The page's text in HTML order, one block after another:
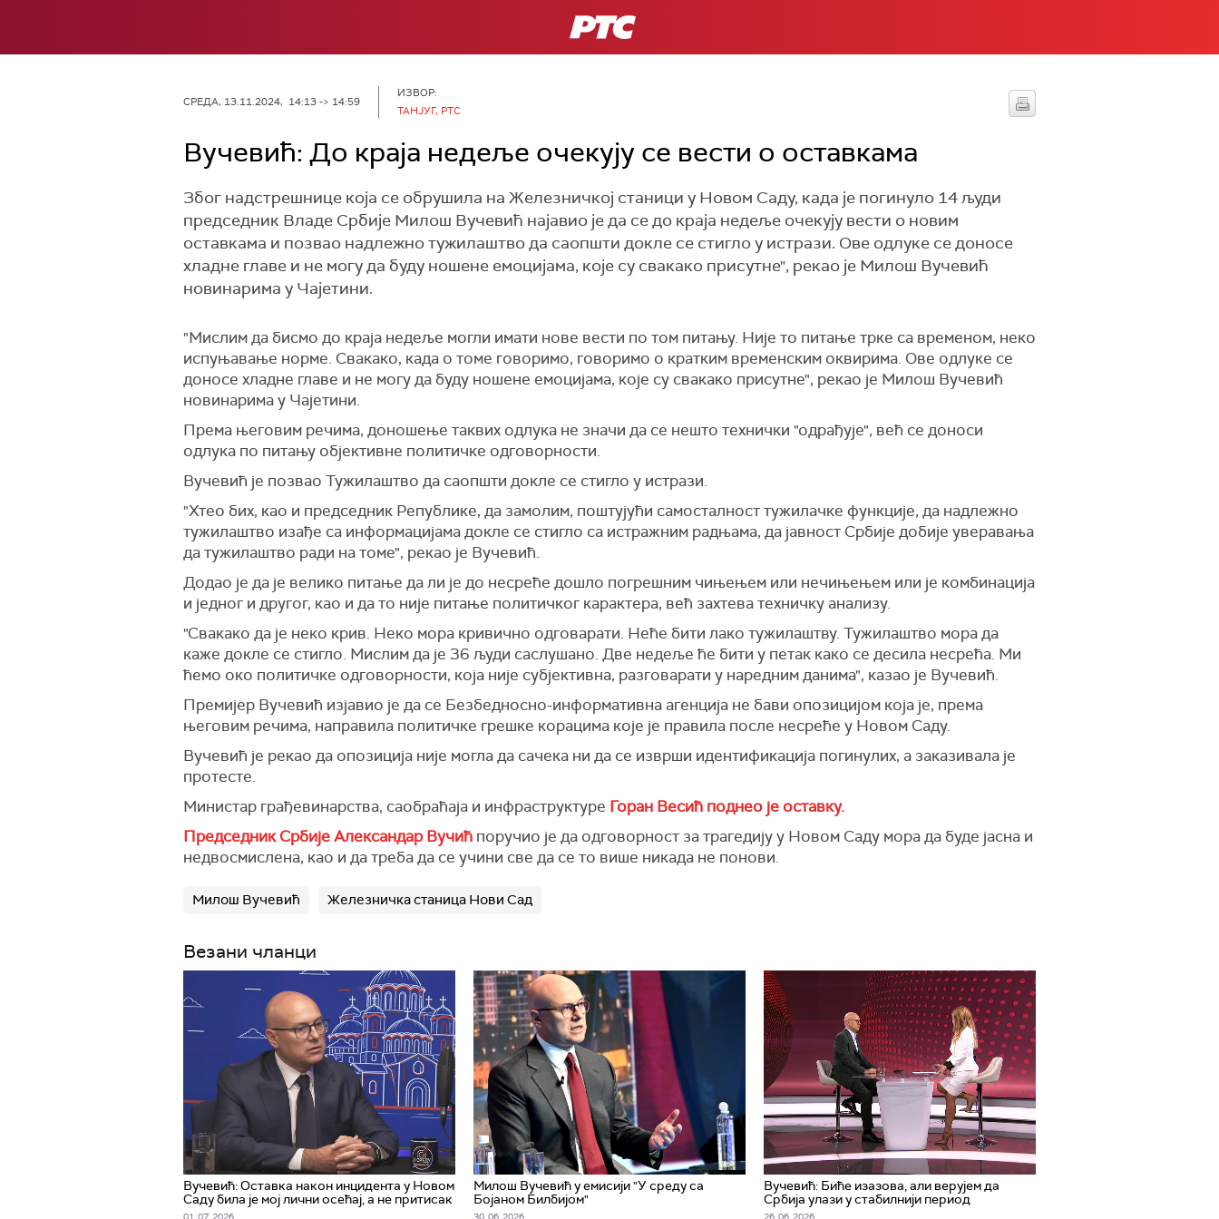
РТС
СРЕДА, 13.11.2024, 14:13 -> 14:59
ИЗВОР:
ТАНЈУГ, РТС
Вучевић: До краја недеље очекују се вести о оставкама
Због надстрешнице која се обрушила на Железничкој станици у Новом Саду, када је погинуло 14 људи
председник Владе Србије Милош Вучевић најавио је да се до краја недеље очекују вести о новим
оставкама и позвао надлежно тужилаштво да саопшти докле се стигло у истрази. Ове одлуке се доносе
хладне главе и не могу да буду ношене емоцијама, које су свакако присутне", рекао је Милош Вучевић
новинарима у Чајетини.
"Мислим да бисмо до краја недеље могли имати нове вести по том питању. Није то питање трке са временом, неко
испуњавање норме. Свакако, када о томе говоримо, говоримо о кратким временским оквирима. Ове одлуке се
доносе хладне главе и не могу да буду ношене емоцијама, које су свакако присутне", рекао је Милош Вучевић
новинарима у Чајетини.
Према његовим речима, доношење таквих одлука не значи да се нешто технички "одрађује", већ се доноси
одлука по питању објективне политичке одговорности.
Вучевић је позвао Тужилаштво да саопшти докле се стигло у истрази.
"Хтео бих, као и председник Републике, да замолим, поштујући самосталност тужилачке функције, да надлежно
тужилаштво изађе са информацијама докле се стигло са истражним радњама, да јавност Србије добије уверавања
да тужилаштво ради на томе", рекао је Вучевић.
Додао је да је велико питање да ли је до несреће дошло погрешним чињењем или нечињењем или је комбинација
и једног и другог, као и да то није питање политичког карактера, већ захтева техничку анализу.
"Свакако да је неко крив. Неко мора кривично одговарати. Неће бити лако тужилаштву. Тужилаштво мора да
каже докле се стигло. Мислим да је 36 људи саслушано. Две недеље ће бити у петак како се десила несрећа. Ми
ћемо око политичке одговорности, која није субјективна, разговарати у наредним данима", казао је Вучевић.
Премијер Вучевић изјавио је да се Безбедносно-информативна агенција не бави опозицијом која је, према
његовим речима, направила политичке грешке корацима које је правила после несреће у Новом Саду.
Вучевић је рекао да опозиција није могла да сачека ни да се изврши идентификација погинулих, а заказивала је
протесте.
Министар грађевинарства, саобраћаја и инфраструктуре Горан Весић поднео је оставку.
Председник Србије Александар Вучић поручио је да одговорност за трагедију у Новом Саду мора да буде јасна и
недвосмислена, као и да треба да се учини све да се то више никада не понови.
Милош Вучевић Железничка станица Нови Сад
Везани чланци
Вучевић: Оставка након инцидента у Новом
Саду била је мој лични осећај, а не притисак
Милош Вучевић у емисији "У среду са
Бојаном Билбијом"
Вучевић: Биће изазова, али верујем да
Србија улази у стабилнији период